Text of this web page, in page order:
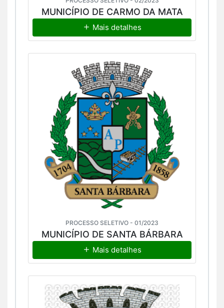
MUNICÍPIO DE CARMO DA MATA
Mais detalhes
PROCESSO SELETIVO - 01/2023
MUNICÍPIO DE SANTA BÁRBARA
Mais detalhes